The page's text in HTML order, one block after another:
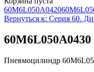
60M6L050A0420
Вернуться к: Серия 60.
60M6L050A0430
Пневмоцилиндр